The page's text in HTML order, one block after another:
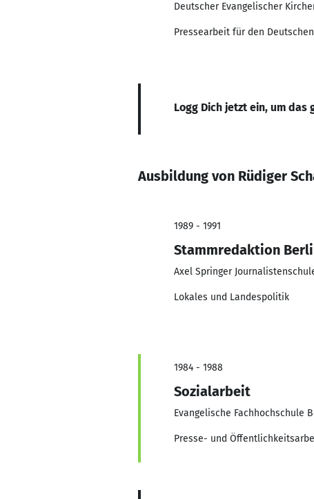
Deutscher Evangelischer
Pressearbeit für den
Logg Dich jetzt ein, um das
Ausbildung von Rüdiger
1989 - 1991
Stammredaktion
Axel Springer
Lokales und Landespolitik
1984 - 1988
Sozialarbeit
Evangelische Fachhochschule
Presse- und